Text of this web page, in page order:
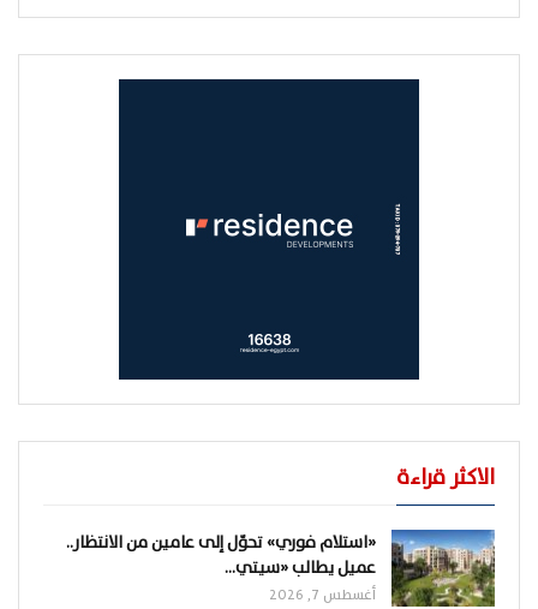
الاكثر قراءة
«استلام فوري» تحوّل إلى عامين من الانتظار..
عميل يطالب «سيتي…
أغسطس 7, 2026